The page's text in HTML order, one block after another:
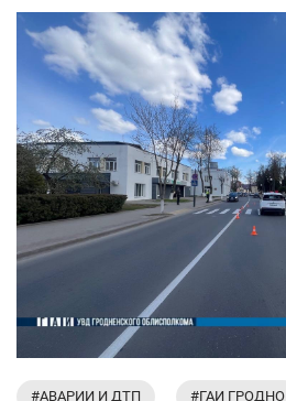
#АВАРИИ И ДТП #ГАИ ГРОДНО